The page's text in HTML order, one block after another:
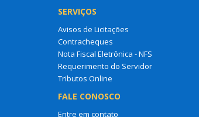
SERVIÇOS
Avisos de Licitações
Contracheques
Nota Fiscal Eletrônica - NFS
Requerimento do Servidor
Tributos Online
FALE CONOSCO
Entre em contato